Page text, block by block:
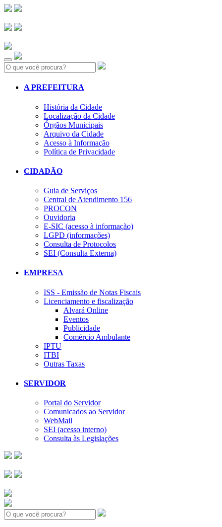
Search:
A PREFEITURA
História da Cidade
Localização da Cidade
Órgãos Municipais
Arquivo da Cidade
Acesso à Informação
Política de Privacidade
CIDADÃO
Guia de Serviços
Central de Atendimento 156
PROCON
Ouvidoria
E-SIC (acesso à informação)
LGPD (informações)
Consulta de Protocolos
SEI (Consulta Externa)
EMPRESA
ISS - Emissão de Notas Fiscais
Licenciamento e fiscalização
Alvará Online
Eventos
Publicidade
Comércio Ambulante
IPTU
ITBI
Outras Taxas
SERVIDOR
Portal do Servidor
Comunicados ao Servidor
WebMail
SEI (acesso interno)
Consulta às Legislações
Search: